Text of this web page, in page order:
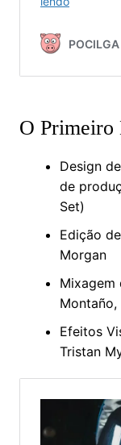
O Primeiro
Design
de
Set)
Edição
Morgan
Mixagem
Efeitos
Tristan